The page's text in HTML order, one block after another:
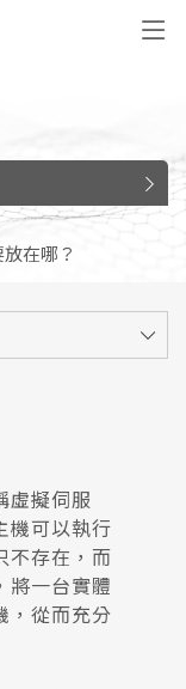
在哪？
擬伺服
機可以執行
不存在，而
將一台實體
，從而充分